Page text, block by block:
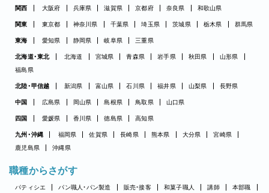
関西 大阪府 兵庫県 滋賀県 京都府 奈良県 和歌山県
関東 東京都 神奈川県 千葉県 埼玉県 茨城県 栃木県 群馬県
東海 愛知県 静岡県 岐阜県 三重県
北海道・東北 北海道 宮城県 青森県 岩手県 秋田県
山形県
福島県
北陸・甲信越 新潟県 富山県 石川県 福井県 山梨県 長野県
中国 広島県 岡山県 島根県 鳥取県 山口県
四国 愛媛県 香川県 徳島県 高知県
九州・沖縄 福岡県 佐賀県 長崎県 熊本県 大分県
宮崎県
鹿児島県
沖縄県
職種からさがす
パティシエ パン職人・パン製造 販売・接客 和菓子職人 講師
本部職